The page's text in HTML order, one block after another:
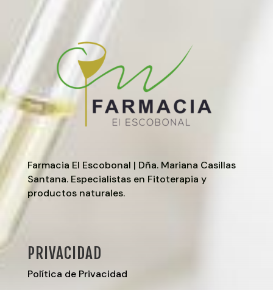
Farmacia El Escobonal | Dña. Mariana Casillas
Santana. Especialistas en Fitoterapia y
productos naturales.
PRIVACIDAD
Política de Privacidad